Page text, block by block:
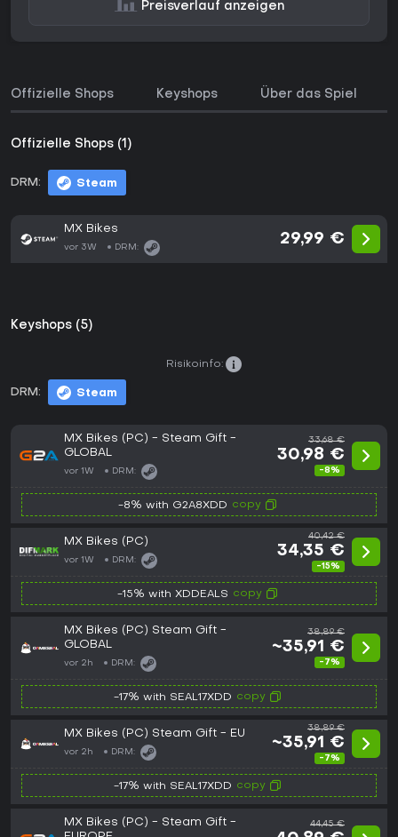
Preisverlauf anzeigen
Offizielle Shops Keyshops Über das Spiel
Offizielle Shops (1)
DRM: Steam
MX Bikes
vor 3W DRM:
29,99 €
Keyshops (5)
DRM: Steam
Risikoinfo:
MX Bikes (PC) - Steam Gift -
GLOBAL
vor 1W DRM:
33,68 €
30,98 €
-8%
-8% with G2A8XDD copy
MX Bikes (PC)
vor 1W DRM:
40,42 €
34,35 €
-15%
-15% with XDDEALS copy
MX Bikes (PC) Steam Gift -
GLOBAL
vor 2h DRM:
38,89 €
~35,91 €
-7%
-17% with SEAL17XDD copy
MX Bikes (PC) Steam Gift - EU
vor 2h DRM:
38,89 €
~35,91 €
-7%
-17% with SEAL17XDD copy
MX Bikes (PC) - Steam Gift -
44,45 €